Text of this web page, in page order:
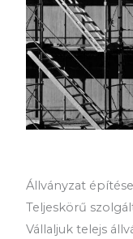
Állványzat
Teljeskörű
Vállaljuk telejs